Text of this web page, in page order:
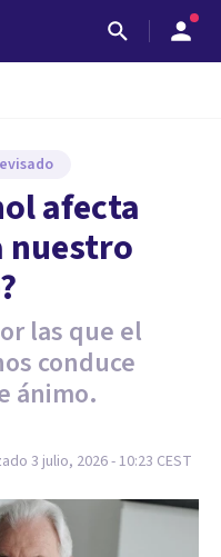
afecta
nuestro
las que el
conduce
ánimo.
3 julio, 2026 - 10:23 CEST